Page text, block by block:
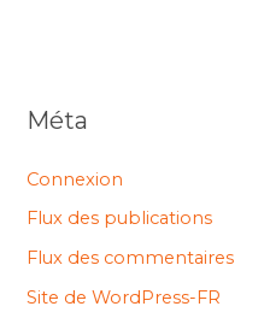
Méta
Connexion
Flux des publications
Flux des commentaires
Site de WordPress-FR